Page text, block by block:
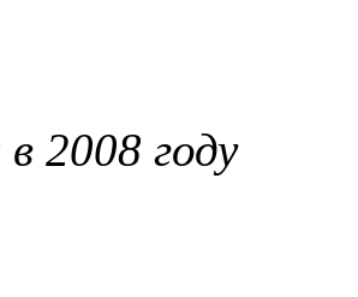
2008 году